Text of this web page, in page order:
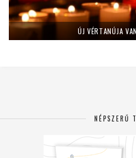
ÚJ VÉRTANÚJA
NÉPSZERŰ